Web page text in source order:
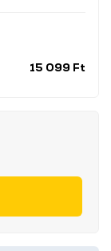
15 099 Ft